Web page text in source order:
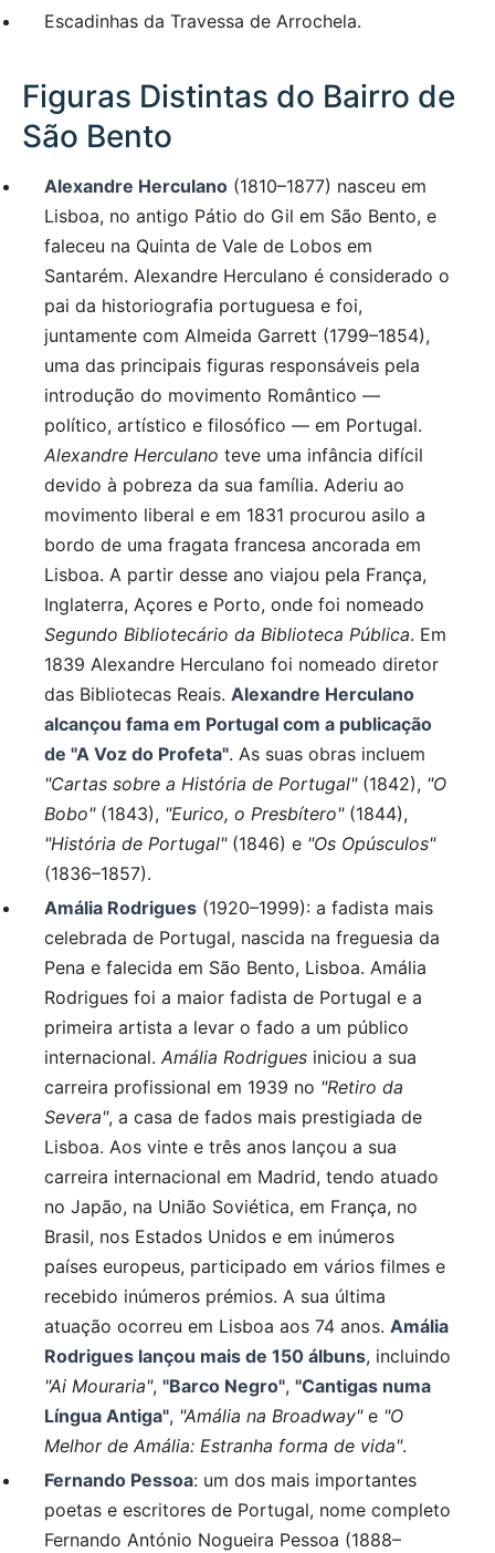
Escadinhas da Travessa de Arrochela.
Figuras Distintas do Bairro de
São Bento
Alexandre Herculano (1810–1877) nasceu em
Lisboa, no antigo Pátio do Gil em São Bento, e
faleceu na Quinta de Vale de Lobos em
Santarém. Alexandre Herculano é considerado o
pai da historiografia portuguesa e foi,
juntamente com Almeida Garrett (1799–1854),
uma das principais figuras responsáveis pela
introdução do movimento Romântico —
político, artístico e filosófico — em Portugal.
Alexandre Herculano teve uma infância difícil
devido à pobreza da sua família. Aderiu ao
movimento liberal e em 1831 procurou asilo a
bordo de uma fragata francesa ancorada em
Lisboa. A partir desse ano viajou pela França,
Inglaterra, Açores e Porto, onde foi nomeado
Segundo Bibliotecário da Biblioteca Pública. Em
1839 Alexandre Herculano foi nomeado diretor
das Bibliotecas Reais. Alexandre Herculano
alcançou fama em Portugal com a publicação
de "A Voz do Profeta". As suas obras incluem
"Cartas sobre a História de Portugal"(1842), "O
Bobo"(1843), "Eurico, o Presbítero"(1844),
"História de Portugal"(1846) e "Os Opúsculos"
(1836–1857).
Amália Rodrigues (1920–1999): a fadista mais
celebrada de Portugal, nascida na freguesia da
Pena e falecida em São Bento, Lisboa. Amália
Rodrigues foi a maior fadista de Portugal e a
primeira artista a levar o fado a um público
internacional. Amália Rodrigues iniciou a sua
carreira profissional em 1939 no "Retiro da
Severa", a casa de fados mais prestigiada de
Lisboa. Aos vinte e três anos lançou a sua
carreira internacional em Madrid, tendo atuado
no Japão, na União Soviética, em França, no
Brasil, nos Estados Unidos e em inúmeros
países europeus, participado em vários filmes e
recebido inúmeros prémios. A sua última
atuação ocorreu em Lisboa aos 74 anos. Amália
Rodrigues lançou mais de 150 álbuns, incluindo
"Ai Mouraria", "Barco Negro", "Cantigas numa
Língua Antiga", "Amália na Broadway"e "O
Melhor de Amália: Estranha forma de vida".
Fernando Pessoa: um dos mais importantes
poetas e escritores de Portugal, nome completo
Fernando António Nogueira Pessoa (1888–